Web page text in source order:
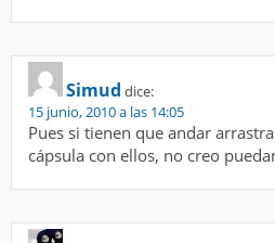
Simud dice:
15 junio, 2010 a las 14:05
Pues si tienen que andar
cápsula con ellos, no creo